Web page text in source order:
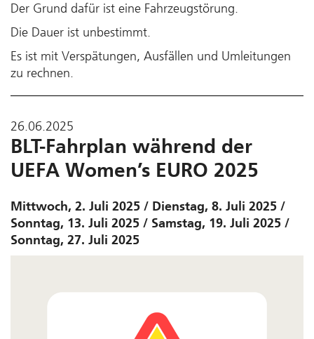
Der Grund dafür ist eine Fahrzeugstörung.
Die Dauer ist unbestimmt.
Es ist mit Verspätungen, Ausfällen und Umleitungen
zu rechnen.
26.06.2025
BLT-Fahrplan während der
UEFA Women’s EURO 2025
Mittwoch, 2. Juli 2025 / Dienstag, 8. Juli 2025 /
Sonntag, 13. Juli 2025 / Samstag, 19. Juli 2025 /
Sonntag, 27. Juli 2025